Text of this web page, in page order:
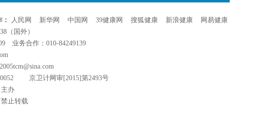
人民网 新华网 中国网 39健康网 搜狐健康 新浪健康
网易健康
（国外）
业务合作：010-84249139
京卫计网审[2015]第2493号
办
禁止转载